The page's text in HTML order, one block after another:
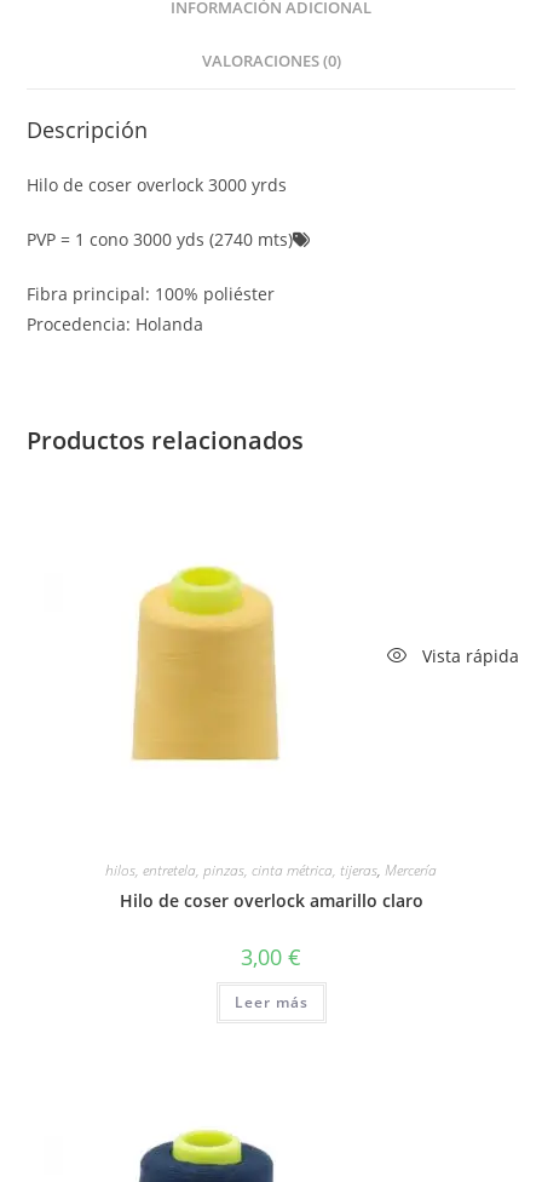
INFORMACIÓN ADICIONAL
VALORACIONES (0)
Descripción
Hilo de coser overlock 3000 yrds
PVP = 1 cono 3000 yds (2740 mts)
Fibra principal: 100% poliéster
Procedencia: Holanda
Productos relacionados
Vista rápida
hilos, entretela, pinzas, cinta métrica, tijeras, Mercería
Hilo de coser overlock amarillo claro
3,00 €
Leer más